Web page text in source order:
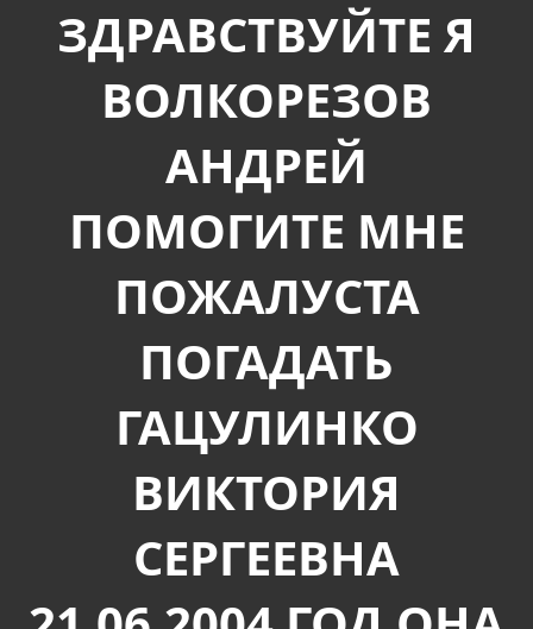
ЗДРАВСТВУЙТЕ Я
ВОЛКОРЕЗОВ
АНДРЕЙ
ПОМОГИТЕ МНЕ
ПОЖАЛУСТА
ПОГАДАТЬ
ГАЦУЛИНКО
ВИКТОРИЯ
СЕРГЕЕВНА